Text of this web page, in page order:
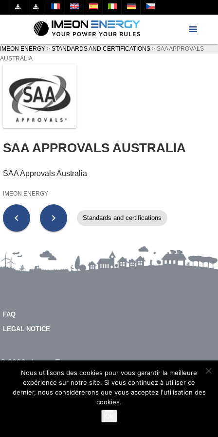
IMEON ENERGY > STANDARDS AND CERTIFICATIONS > SAA APPROVALS
AUSTRALIA
SAA APPROVALS AUSTRALIA
SAA Approvals Australia
IMEON ENERGY
chevron_left chevron_right Standards and certifications
FAQ
LEGAL NOTICE
© 2026 - Imeon Energy
Nous utilisons des cookies pour vous garantir la meilleure
expérience sur notre site. Si vous continuez à utiliser ce
dernier, nous considérerons que vous acceptez l'utilisation des
cookies.